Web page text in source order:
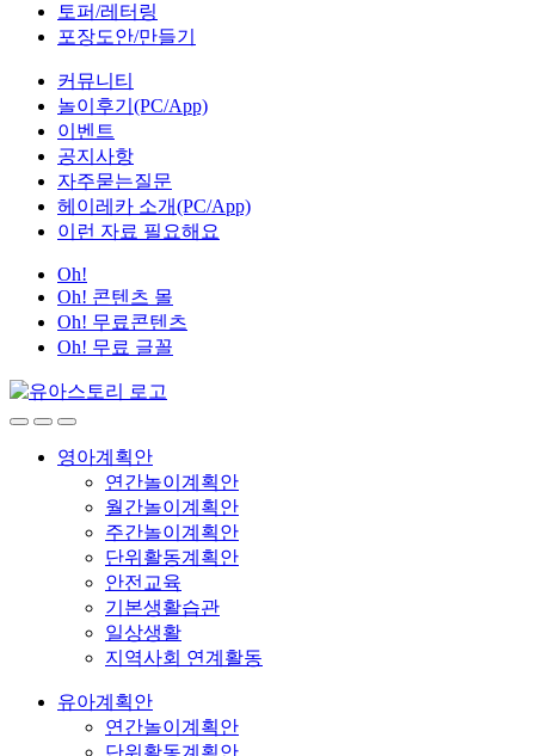
토퍼/레터링
포장도안/만들기
커뮤니티
놀이후기(PC/App)
이벤트
공지사항
자주묻는질문
헤이레카 소개(PC/App)
이런 자료 필요해요
Oh!
Oh! 콘텐츠 몰
Oh! 무료콘텐츠
Oh! 무료 글꼴
영아계획안
연간놀이계획안
월간놀이계획안
주간놀이계획안
단위활동계획안
안전교육
기본생활습관
일상생활
지역사회 연계활동
유아계획안
연간놀이계획안
단위활동계획안